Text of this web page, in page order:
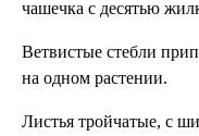
чашечка с десятью
Ветвистые стебли
на одном растении.
Листья тройчатые, с